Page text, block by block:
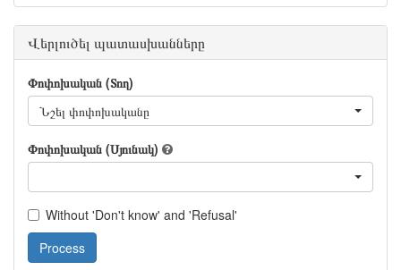
Վերլուծել պատասխանները
Փոփոխական (Տող)
Նշել փոփոխականը
Փոփոխական (Սյունակ)
Without 'Don't know' and 'Refusal'
Process